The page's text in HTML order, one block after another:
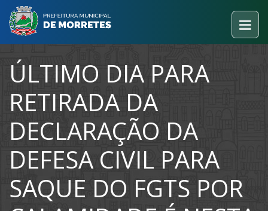
ÚLTIMO DIA PARA
RETIRADA DA
DECLARAÇÃO DA
DEFESA CIVIL PARA
SAQUE DO FGTS POR